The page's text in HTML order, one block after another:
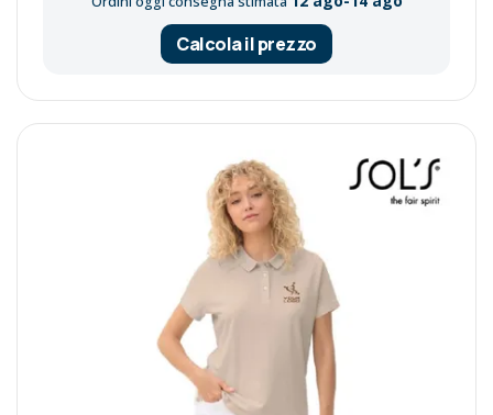
Calcola il prezzo